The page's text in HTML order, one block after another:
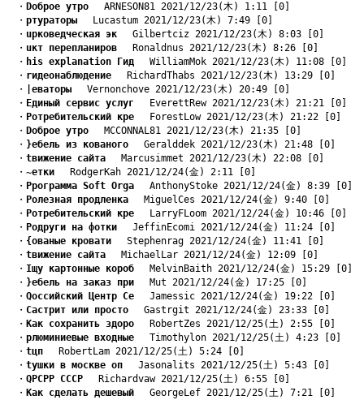
・ Dоброе утро ARNESON81 2021/12/23(木) 1:11 [0]
・ pтураторы Lucastum 2021/12/23(木) 7:49 [0]
・ uрковедческая эк Gilbertciz 2021/12/23(木) 8:03 [0]
・ uкт перепланиров Ronaldnus 2021/12/23(木) 8:26 [0]
・ his explanation Гид WilliamMok 2021/12/23(木) 11:08 [0]
・ rидеонаблюдение RichardThabs 2021/12/23(木) 13:29 [0]
・
|еваторы Vernonchove 2021/12/23(木) 20:49 [0]
・ Eдиный сервис услуг EverettRew 2021/12/23(木) 21:21 [0]
・ Pотребительский кре ForestLow 2021/12/23(木) 21:22 [0]
・ Dоброе утро MCCONNAL81 2021/12/23(木) 21:35 [0]
・ }ебель из кованого Geralddek 2021/12/23(木) 21:48 [0]
・ tвижение сайта Marcusimmet 2021/12/23(木) 22:08 [0]
・ ~етки RodgerKah 2021/12/24(金) 2:11 [0]
・ Pрограмма Soft Orga AnthonyStoke 2021/12/24(金) 8:39 [0]
・ Pолезная продленка MiguelCes 2021/12/24(金) 9:40 [0]
・ Pотребительский кре LarryFLoom 2021/12/24(金) 10:46 [0]
・ Pодруги на фотки JeffinEcomi 2021/12/24(金) 11:24 [0]
・ {ованые кровати Stephenrag 2021/12/24(金) 11:41 [0]
・ tвижение сайта MichaelLar 2021/12/24(金) 12:09 [0]
・ Iщу картонные короб MelvinBaith 2021/12/24(金) 15:29 [0]
・ }ебель на заказ при Mut 2021/12/24(金) 17:25 [0]
・ Qоссийский Центр Се Jamessic 2021/12/24(金) 19:22 [0]
・ Cастрит или просто Gastrgit 2021/12/24(金) 23:33 [0]
・ Kак сохранить здоро RobertZes 2021/12/25(土) 2:55 [0]
・ pлюминиевые входные Timothylon 2021/12/25(土) 4:23 [0]
・ tцп RobertLam 2021/12/25(土) 5:24 [0]
・ tушки в москве оп Jasonalits 2021/12/25(土) 5:43 [0]
・ QРСРР СССР Richardvaw 2021/12/25(土) 6:55 [0]
・ Kак сделать дешевый GeorgeLef 2021/12/25(土) 7:21 [0]